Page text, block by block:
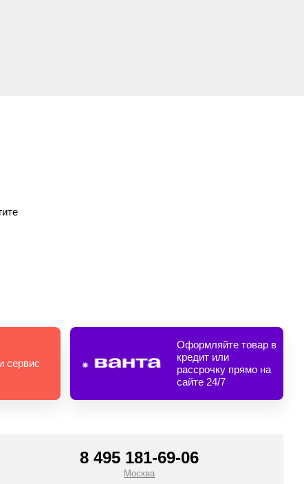
сервис
Оформляйте товар в
кредит или
рассрочку прямо на
сайте 24/7
8 495 181-69-06
Москва